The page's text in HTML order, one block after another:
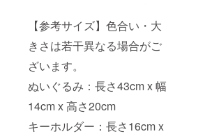
【参考サイズ】色合い・大
きさは若干異なる場合がご
ざいます。
ぬいぐるみ：長さ43cm x 幅
14cm x 高さ20cm
キーホルダー：長さ16cm x